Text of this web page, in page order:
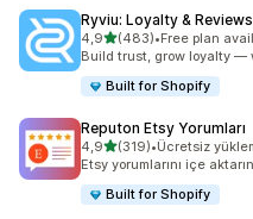
Ryviu: Loyalty &
4,95 yıldız üzerinden
(483)
toplam 483 değerlendirme
•Free plan
Build trust, grow loyalty —
Built for Shopify
Reputon Etsy Yorumları
4,95 yıldız üzerinden
(319)
toplam 319 değerlendirme
•Ücretsiz
Etsy yorumlarını içe
Built for Shopify